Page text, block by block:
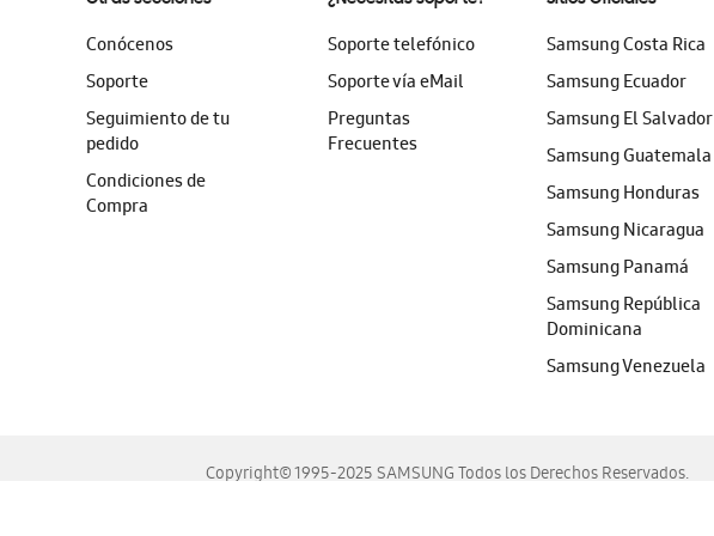
Conócenos
Soporte
Seguimiento de tu
pedido
Condiciones de
Compra
Soporte telefónico
Soporte vía eMail
Preguntas
Frecuentes
Samsung Costa Rica
Samsung Ecuador
Samsung El Salvador
Samsung Guatemala
Samsung Honduras
Samsung Nicaragua
Samsung Panamá
Samsung República
Dominicana
Samsung Venezuela
Copyright© 1995-2025 SAMSUNG Todos los Derechos Reservados.